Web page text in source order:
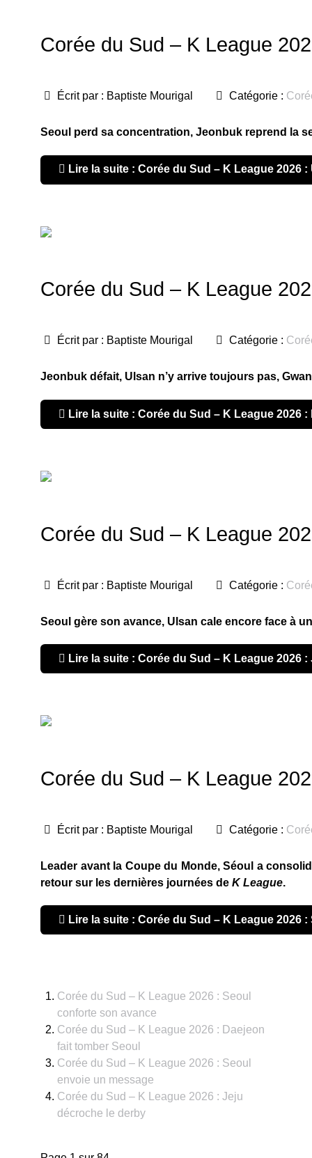
Corée du Sud – K League
Écrit par : Baptiste Mourigal Catégorie :
Seoul perd sa concentration, Jeonbuk reprend la
Lire la suite : Corée du Sud – K League 2026
Corée du Sud – K League
Écrit par : Baptiste Mourigal Catégorie :
Jeonbuk défait, Ulsan n’y arrive toujours pas,
Lire la suite : Corée du Sud – K League 2026
Corée du Sud – K League
Écrit par : Baptiste Mourigal Catégorie :
Seoul gère son avance, Ulsan cale encore face à
Lire la suite : Corée du Sud – K League 2026
Corée du Sud – K League
Écrit par : Baptiste Mourigal Catégorie :
Leader avant la Coupe du Monde, Séoul a
retour sur les dernières journées de K League.
Lire la suite : Corée du Sud – K League 2026
Corée du Sud – K League 2026 : Seoul
conforte son avance
Corée du Sud – K League 2026 : Daejeon
fait tomber Seoul
Corée du Sud – K League 2026 : Seoul
envoie un message
Corée du Sud – K League 2026 : Jeju
décroche le derby